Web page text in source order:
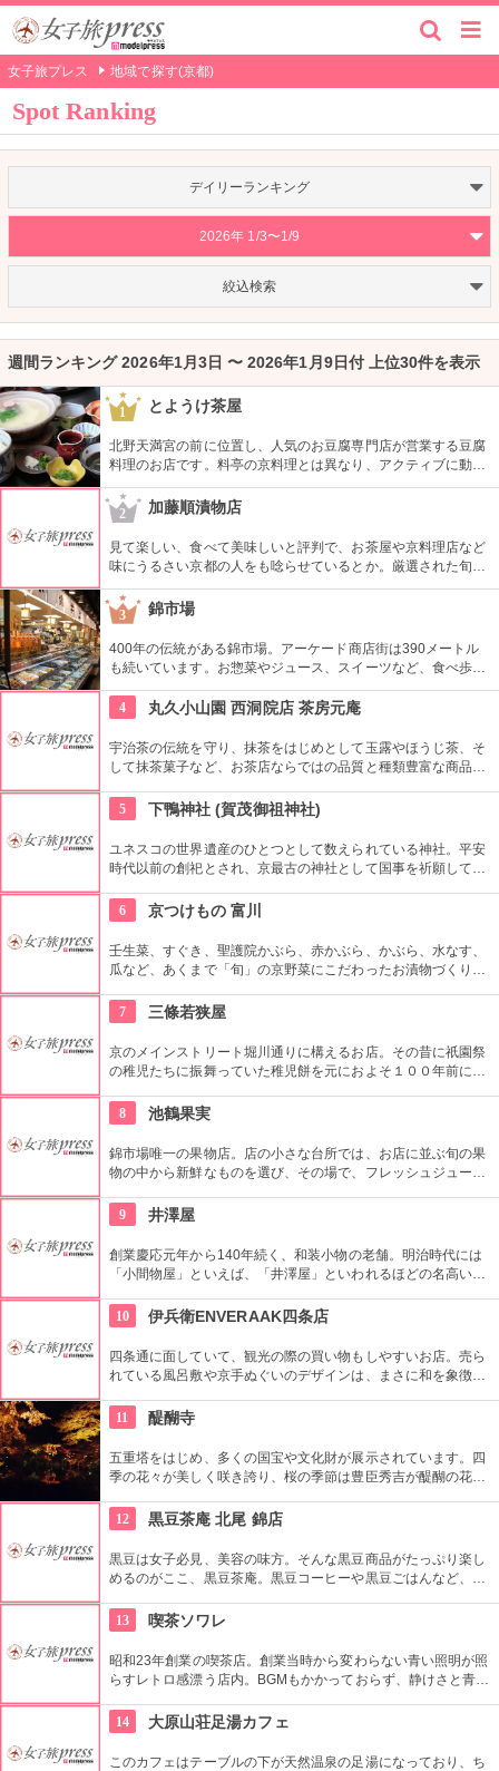
女子旅プレス 地域で探す(京都)
Spot Ranking
デイリーランキング
2026年 1/3〜1/9
絞込検索
週間ランキング 2026年1月3日 〜 2026年1月9日付 上位30件を表示
1 とようけ茶屋
北野天満宮の前に位置し、人気のお豆腐専門店が営業する豆腐
料理のお店です。料亭の京料理とは異なり、アクティブに動く
方のために少し濃い目の味付けにしています。リーズナブルな
お値段でカジュアルな感覚でおいしく味わえると人気です。
2 加藤順漬物店
見て楽しい、食べて美味しいと評判で、お茶屋や京料理店など
味にうるさい京都の人をも唸らせているとか。厳選された旬の
素材を、飽きのこない、また食べたいと思わせる味は、丹精込
めてつくられた物だからこそ。基本的には店舗とネット販売の
みなので、ぜひ立ち寄りたいお店。
3 錦市場
400年の伝統がある錦市場。アーケード商店街は390メートル
も続いています。お惣菜やジュース、スイーツなど、食べ歩き
ができるようにそれぞれの店舗が工夫をこらした商品を販売し
ていますので、行くときは、おなかをすかせてから。
4 丸久小山園 西洞院店 茶房元庵
宇治茶の伝統を守り、抹茶をはじめとして玉露やほうじ茶、そ
して抹茶菓子など、お茶店ならではの品質と種類豊富な商品を
チラでは、お茶と和菓子のセットなどはもちろん、アイスクリ
ームやロールケーキなどを頂く事が出来ます。
5 下鴨神社 (賀茂御祖神社)
ユネスコの世界遺産のひとつとして数えられている神社。平安
時代以前の創祀とされ、京最古の神社として国事を祈願してい
な場所だ。パワースポットとして知られるほか、縁結びの神社
としても知られる。
6 京つけもの 富川
壬生菜、すぐき、聖護院かぶら、赤かぶら、かぶら、水なす、
瓜など、あくまで「旬」の京野菜にこだわったお漬物づくりを
ことができる。機械を使わずに人の手で丁寧漬け込む京野菜の
お漬物をどうぞ。
7 三條若狭屋
京のメインストリート堀川通りに構えるお店。その昔に祇園祭
の稚児たちに振舞っていた稚児餅を元におよそ１００年前に京
控えめであるが華やかな印象が特徴。
8 池鶴果実
錦市場唯一の果物店。店の小さな台所では、お店に並ぶ旬の果
物の中から新鮮なものを選び、その場で、フレッシュジュース
も立ち寄れる場所。
9 井澤屋
創業慶応元年から140年続く、和装小物の老舗。明治時代には
「小間物屋」といえば、「井澤屋」といわれるほどの名高い店
し、京都の職人気質を守りながらも、新鮮で艶やかな気品とと
もに京好みのはんなりとした味わいを提供している。
10 伊兵衛ENVERAAK四条店
四条通に面していて、観光の際の買い物もしやすいお店。売ら
れている風呂敷や京手ぬぐいのデザインは、まさに和を象徴し
11
醍醐寺
五重塔をはじめ、多くの国宝や文化財が展示されています。四
季の花々が美しく咲き誇り、桜の季節は豊臣秀吉が醍醐の花見
内の建物や橋などとともに、紅葉のライトアップも見事。
12 黒豆茶庵 北尾 錦店
黒豆は女子必見、美容の味方。そんな黒豆商品がたっぷり楽し
めるのがここ、黒豆茶庵。黒豆コーヒーや黒豆ごはんなど、ま
楽しめるのが嬉しい。
13 喫茶ソワレ
昭和23年創業の喫茶店。創業当時から変わらない青い照明が照
らすレトロ感漂う店内。BGMもかかっておらず、静けさと青い
ーのゼリーポンチはここでしか味わえない。
14 大原山荘足湯カフェ
このカフェはテーブルの下が天然温泉の足湯になっており、ち